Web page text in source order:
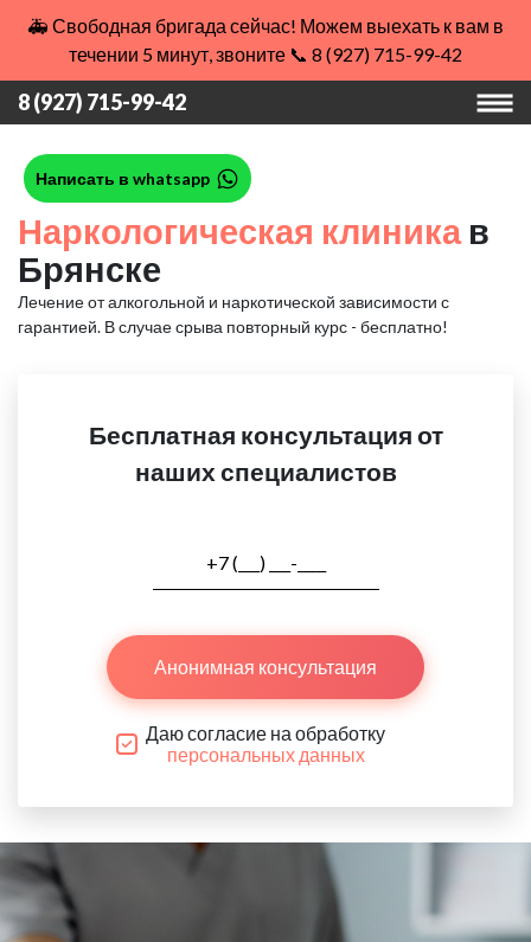
🚑 Свободная бригада сейчас! Можем выехать к вам в
течении 5 минут, звоните 📞 8 (927) 715-99-42
8 (927) 715-99-42
Написать в whatsapp
Наркологическая клиникав
Брянске
Лечение от алкогольной и наркотической зависимости с
гарантией. В случае срыва повторный курс - бесплатно!
Бесплатная консультация от
наших специалистов
Анонимная консультация
Даю согласие на обработку
персональных данных